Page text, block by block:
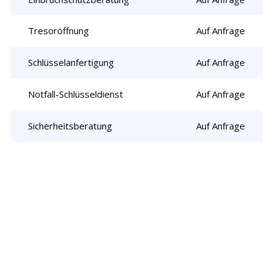
Tresoröffnung Auf Anfrage
Schlüsselanfertigung Auf Anfrage
Notfall-Schlüsseldienst Auf Anfrage
Sicherheitsberatung Auf Anfrage